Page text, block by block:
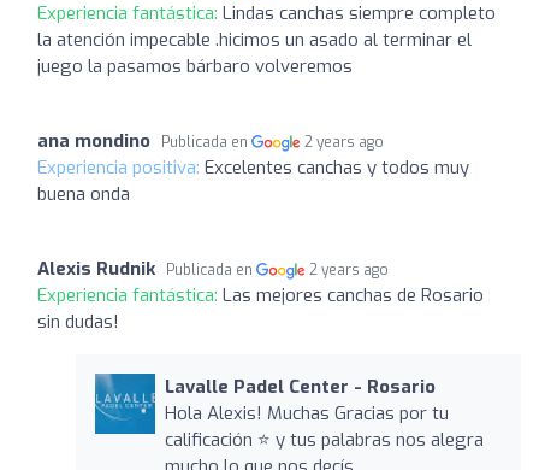
Experiencia fantástica: Lindas canchas siempre completo
la atención impecable .hicimos un asado al terminar el
juego la pasamos bárbaro volveremos
ana mondino Publicada en 2 years ago
Experiencia positiva: Excelentes canchas y todos muy
buena onda
Alexis Rudnik Publicada en 2 years ago
Experiencia fantástica: Las mejores canchas de Rosario
sin dudas!
Lavalle Padel Center - Rosario
Hola Alexis! Muchas Gracias por tu
calificación ⭐️ y tus palabras nos alegra